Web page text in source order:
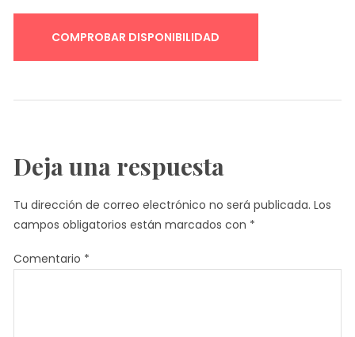
Deja una respuesta
Tu dirección de correo electrónico no será publicada. Los
campos obligatorios están marcados con *
Comentario *